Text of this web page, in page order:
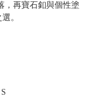
，再寶石釦與個性塗
。